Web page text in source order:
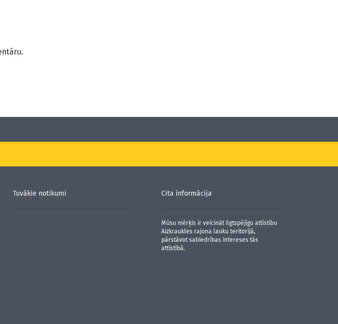
Tuvākie notikumi Cita informācija
Mūsu mērķis ir veicināt ilgtspējīgu attīstību
Aizkraukles rajona lauku teritorijā,
pārstāvot sabiedrības intereses tās
attīstībā.